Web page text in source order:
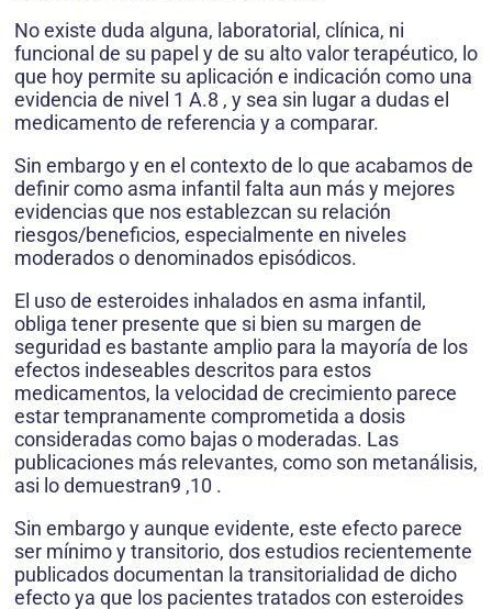
No existe duda alguna, laboratorial, clínica, ni
funcional de su papel y de su alto valor terapéutico, lo
que hoy permite su aplicación e indicación como una
evidencia de nivel 1 A.8 , y sea sin lugar a dudas el
medicamento de referencia y a comparar.
Sin embargo y en el contexto de lo que acabamos de
definir como asma infantil falta aun más y mejores
evidencias que nos establezcan su relación
riesgos/beneficios, especialmente en niveles
moderados o denominados episódicos.
El uso de esteroides inhalados en asma infantil,
obliga tener presente que si bien su margen de
seguridad es bastante amplio para la mayoría de los
efectos indeseables descritos para estos
medicamentos, la velocidad de crecimiento parece
estar tempranamente comprometida a dosis
consideradas como bajas o moderadas. Las
publicaciones más relevantes, como son metanálisis,
asi lo demuestran9 ,10 .
Sin embargo y aunque evidente, este efecto parece
ser mínimo y transitorio, dos estudios recientemente
publicados documentan la transitorialidad de dicho
efecto ya que los pacientes tratados con esteroides